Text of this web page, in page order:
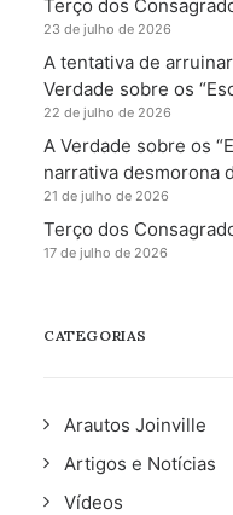
Terço dos
23 de julho de 2026
A tentativa de
Verdade sobre os
22 de julho de 2026
A Verdade sobre os
narrativa desmorona
21 de julho de 2026
Terço dos
17 de julho de 2026
CATEGORIAS
Arautos Joinville
Artigos e Notícias
Vídeos